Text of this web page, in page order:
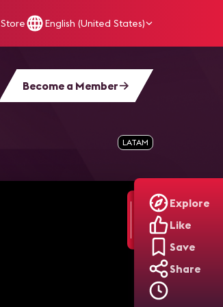
Store English (United States)
Become a Member
Explore
Like
Save
Share
LATAM